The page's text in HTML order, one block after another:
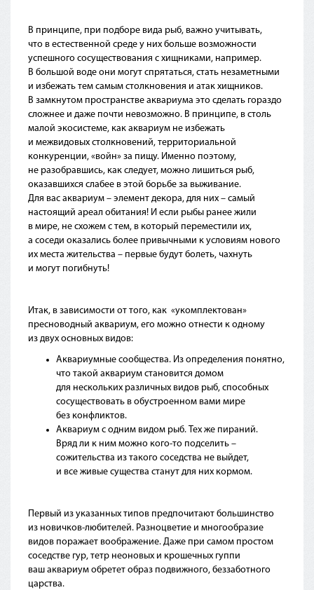
В принципе, при подборе вида рыб, важно учитывать,
что в естественной среде у них больше возможности
успешного сосуществования с хищниками, например.
В большой воде они могут спрятаться, стать незаметными
и избежать тем самым столкновения и атак хищников.
В замкнутом пространстве аквариума это сделать гораздо
сложнее и даже почти невозможно. В принципе, в столь
малой экосистеме, как аквариум не избежать
и межвидовых столкновений, территориальной
конкуренции, «войн» за пищу. Именно поэтому,
не разобравшись, как следует, можно лишиться рыб,
оказавшихся слабее в этой борьбе за выживание.
Для вас аквариум – элемент декора, для них – самый
настоящий ареал обитания! И если рыбы ранее жили
в мире, не схожем с тем, в который переместили их,
а соседи оказались более привычными к условиям нового
их места жительства – первые будут болеть, чахнуть
и могут погибнуть!
Итак, в зависимости от того, как «укомплектован»
пресноводный аквариум, его можно отнести к одному
из двух основных видов:
Аквариумные сообщества. Из определения понятно,
что такой аквариум становится домом
для нескольких различных видов рыб, способных
сосуществовать в обустроенном вами мире
без конфликтов.
Аквариум с одним видом рыб. Тех же пираний.
Вряд ли к ним можно кого-то подселить –
сожительства из такого соседства не выйдет,
и все живые существа станут для них кормом.
Первый из указанных типов предпочитают большинство
из новичков-любителей. Разноцветие и многообразие
видов поражает воображение. Даже при самом простом
соседстве гур, тетр неоновых и крошечных гуппи
ваш аквариум обретет образ подвижного, беззаботного
царства.